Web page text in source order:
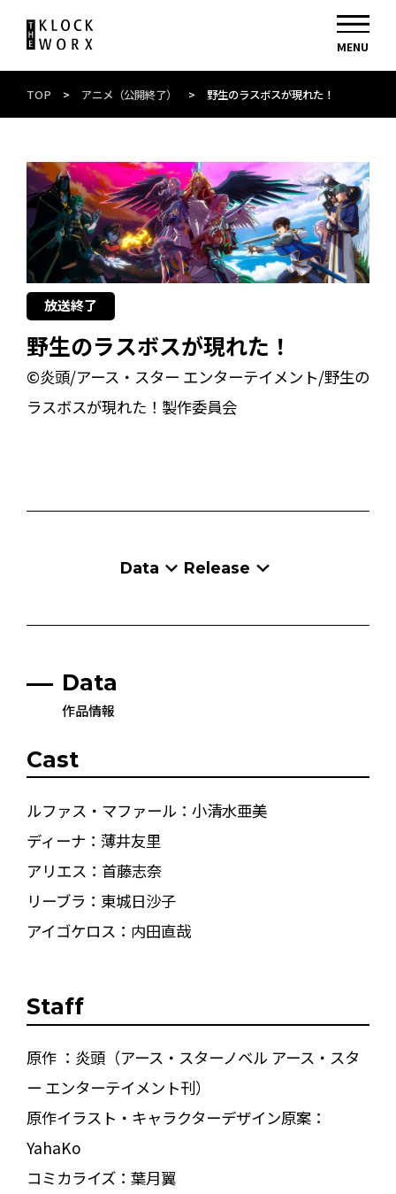
TOP > アニメ（公開終了） > 野生のラスボスが現れた！
放送終了
野生のラスボスが現れた！
©炎頭/アース・スター エンターテイメント/野生の
ラスボスが現れた！製作委員会
Data Release
Data
作品情報
Cast
ルファス・マファール：小清水亜美
ディーナ：薄井友里
アリエス：首藤志奈
リーブラ：東城日沙子
アイゴケロス：内田直哉
Staff
原作 ：炎頭（アース・スターノベル アース・スタ
ー エンターテイメント刊）
原作イラスト・キャラクターデザイン原案：
YahaKo
コミカライズ：葉月翼